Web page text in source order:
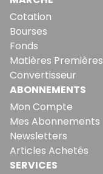
Cotation
Bourses
Fonds
Matières Premières
Convertisseur
ABONNEMENTS
Mon Compte
Mes Abonnements
Newsletters
Articles Achetés
SERVICES